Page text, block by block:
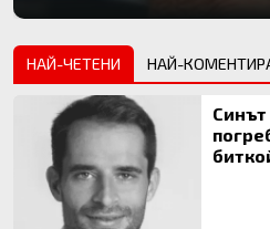
НАЙ-ЧЕТЕНИ НАЙ-
Синът